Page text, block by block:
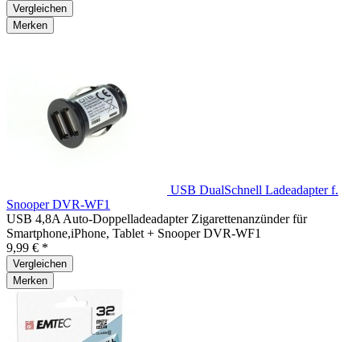
Vergleichen
Merken
USB DualSchnell Ladeadapter f.
Snooper DVR-WF1
USB 4,8A Auto-Doppelladeadapter Zigarettenanzünder für
Smartphone,iPhone, Tablet + Snooper DVR-WF1
9,99 € *
Vergleichen
Merken